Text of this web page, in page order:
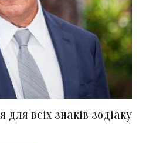
всіх знаків зодіаку